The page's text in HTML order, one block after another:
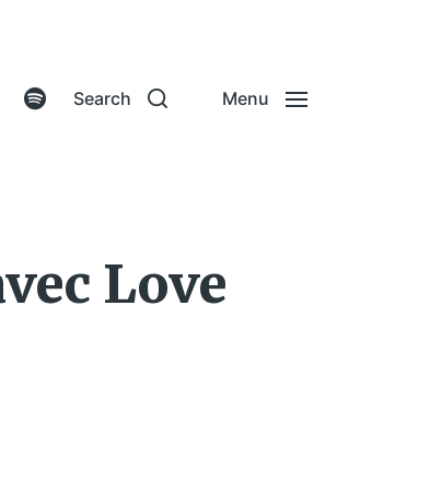
Search Menu
Love